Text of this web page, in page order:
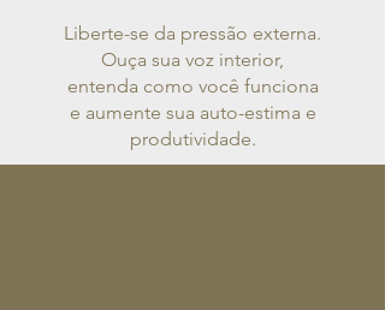
Liberte-se da pressão externa.
Ouça sua voz interior,
entenda como você funciona
e aumente sua auto-estima e
produtividade.